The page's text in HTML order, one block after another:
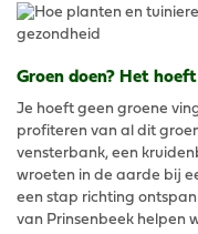
Groen doen? Het
Je hoeft geen groene
profiteren van al dit
vensterbank, een
wroeten in de aarde bij
een stap richting
van Prinsenbeek helpen